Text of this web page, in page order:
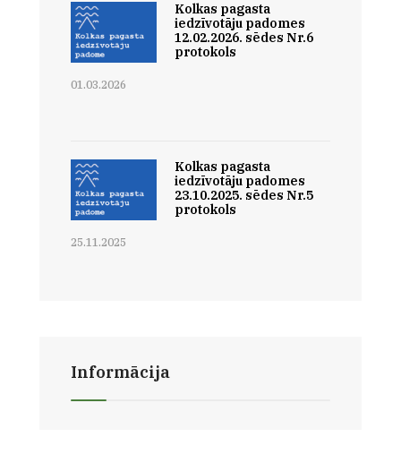
Kolkas pagasta
iedzīvotāju padomes
12.02.2026. sēdes Nr.6
protokols
01.03.2026
Kolkas pagasta
iedzīvotāju padomes
23.10.2025. sēdes Nr.5
protokols
25.11.2025
Informācija